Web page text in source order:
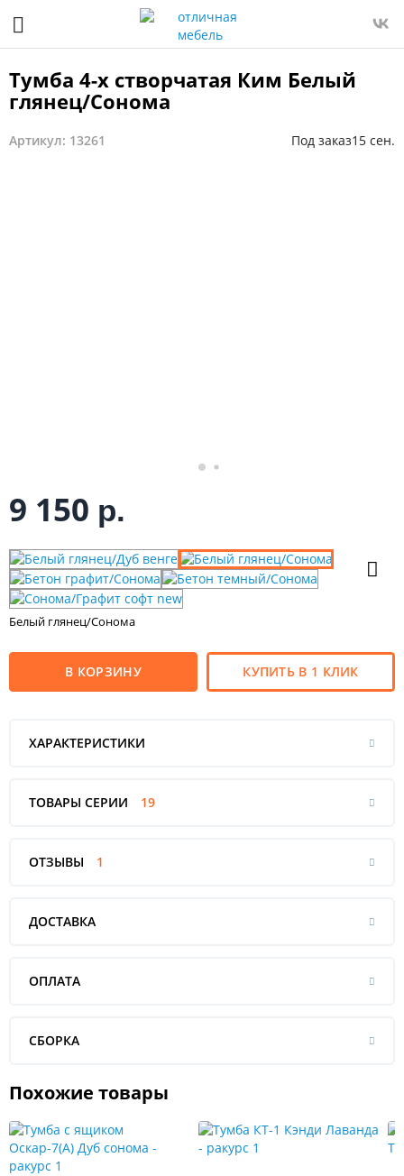
Тумба 4-х створчатая Ким Белый
глянец/Сонома
Артикул: 13261 Под заказ15 сен.
9 150 р.
Белый глянец/Сонома
В КОРЗИНУ КУПИТЬ В 1 КЛИК
ХАРАКТЕРИСТИКИ
ТОВАРЫ СЕРИИ 19
ОТЗЫВЫ 1
ДОСТАВКА
ОПЛАТА
СБОРКА
Похожие товары